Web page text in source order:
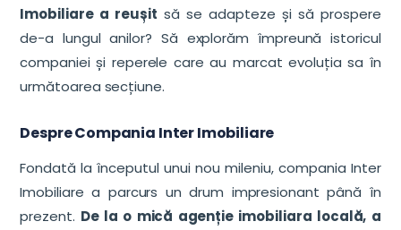
Imobiliare a reușit să se adapteze și să prospere
de-a lungul anilor? Să explorăm împreună istoricul
companiei și reperele care au marcat evoluția sa în
următoarea secțiune.
Despre Compania Inter Imobiliare
Fondată la începutul unui nou mileniu, compania Inter
Imobiliare a parcurs un drum impresionant până în
prezent. De la o mică agenție imobiliara locală, a